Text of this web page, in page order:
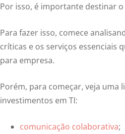
Por isso, é importante destinar
Para fazer isso, comece
críticas e os serviços essenciais
para empresa.
Porém, para começar, veja uma
investimentos em TI:
comunicação colaborativa;